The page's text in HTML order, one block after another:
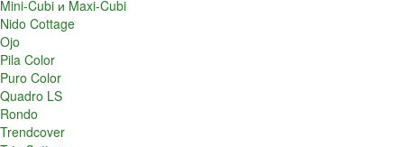
Mini-Cubi и Maxi-Cubi
Nido Cottage
Ojo
Pila Color
Puro Color
Quadro LS
Rondo
Trendcover